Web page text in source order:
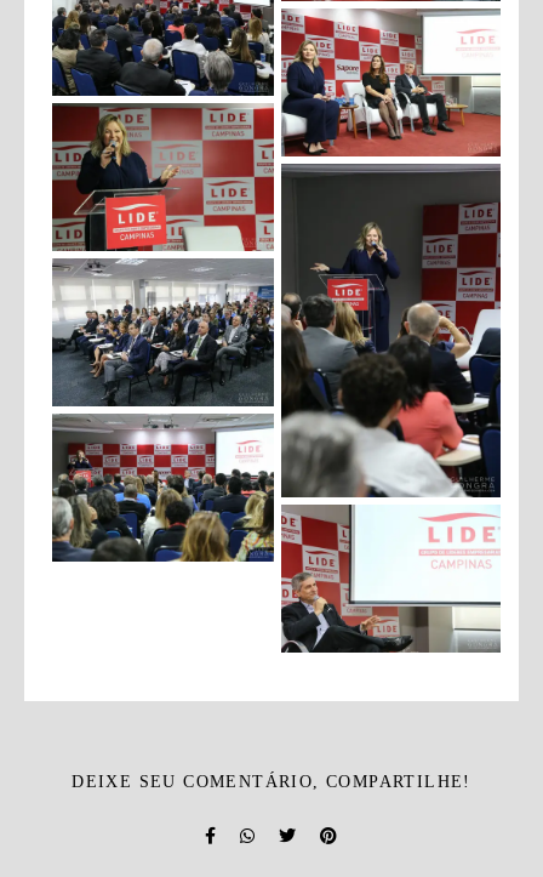
DEIXE SEU COMENTÁRIO, COMPARTILHE!